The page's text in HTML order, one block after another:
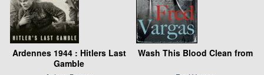
Ardennes 1944 : Hitlers Last
Gamble
Wash This Blood Clean from